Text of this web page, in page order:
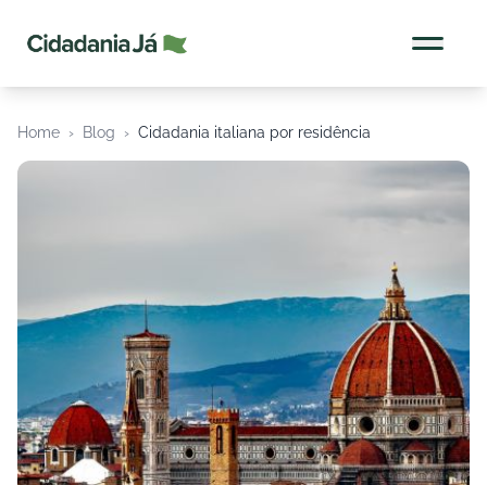
Home › Blog › Cidadania italiana por residência